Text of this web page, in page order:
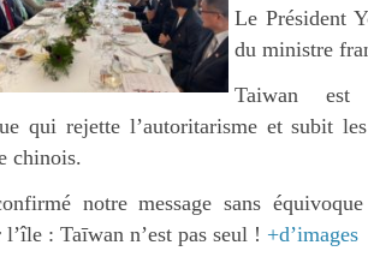
Le Président
du ministre
Taiwan
qui rejette l’autoritarisme et subit
chinois.
notre message sans
l’île : Taīwan n’est pas seul ! +d’images